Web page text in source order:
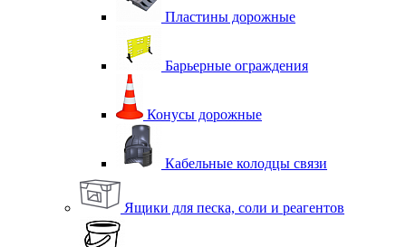
Пластины дорожные
Барьерные ограждения
Конусы дорожные
Кабельные колодцы связи
Ящики для песка, соли и реагентов